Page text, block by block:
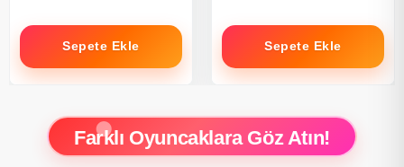
Sepete Ekle Sepete Ekle
Farklı Oyuncaklara Göz Atın!